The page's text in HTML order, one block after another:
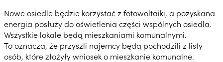
Nowe osiedle będzie korzystać z fotowoltaiki, a pozyskana
energia posłuży do oświetlenia części wspólnych osiedla.
Wszystkie lokale będą mieszkaniami komunalnymi.
To oznacza, że przyszli najemcy będą pochodzili z listy
osób, które złożyły wniosek o mieszkanie komunalne.